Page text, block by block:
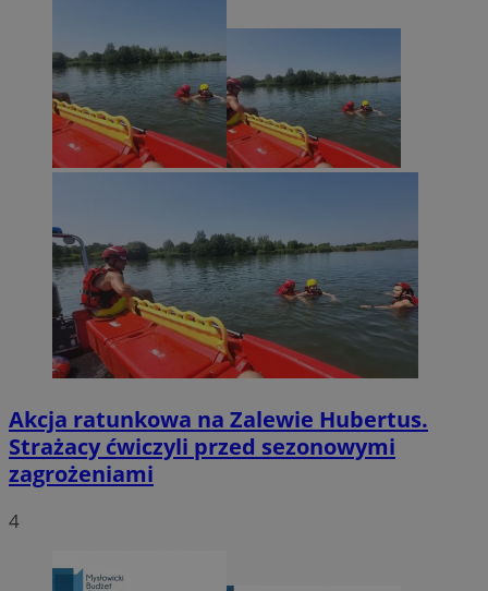
Akcja ratunkowa na Zalewie Hubertus.
Strażacy ćwiczyli przed sezonowymi
zagrożeniami
4